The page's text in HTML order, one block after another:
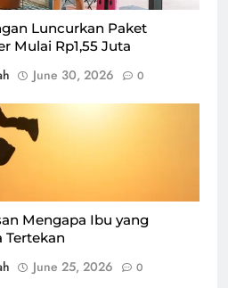
Luncurkan Paket
Mulai Rp1,55 Juta
June 30, 2026 0
Foto : Dok. Freepik
Mengapa Ibu yang
Tertekan
June 25, 2026 0